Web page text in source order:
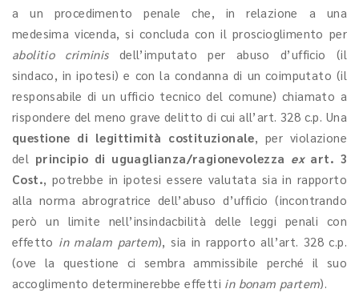
a un procedimento penale che, in relazione a una
medesima vicenda, si concluda con il proscioglimento per
abolitio criminisdell’imputato per abuso d’ufficio (il
sindaco, in ipotesi) e con la condanna di un coimputato (il
responsabile di un ufficio tecnico del comune) chiamato a
rispondere del meno grave delitto di cui all’art. 328 c.p. Una
questione di legittimità costituzionale, per violazione
del principio di uguaglianza/ragionevolezza exart. 3
Cost., potrebbe in ipotesi essere valutata sia in rapporto
alla norma abrogratrice dell’abuso d’ufficio (incontrando
però un limite nell’insindacbilità delle leggi penali con
effetto in malam partem), sia in rapporto all’art. 328 c.p.
(ove la questione ci sembra ammissibile perché il suo
accoglimento determinerebbe effetti in bonam partem).